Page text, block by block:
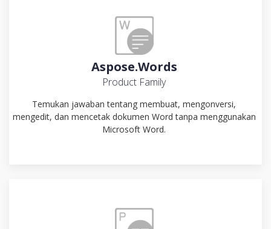
Aspose.Words
Product Family
Temukan jawaban tentang membuat, mengonversi,
mengedit, dan mencetak dokumen Word tanpa menggunakan
Microsoft Word.